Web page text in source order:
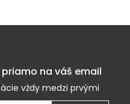
na váš email
vždy medzi prvými